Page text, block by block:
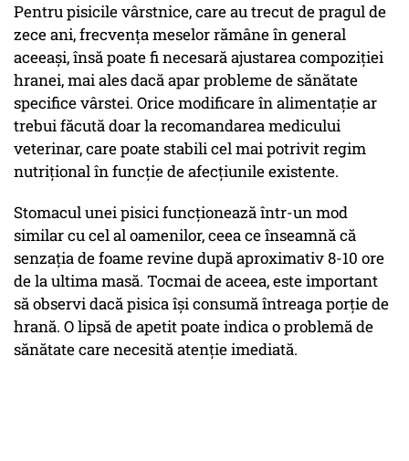
Pentru pisicile vârstnice, care au trecut de pragul de
zece ani, frecvența meselor rămâne în general
aceeași, însă poate fi necesară ajustarea compoziției
hranei, mai ales dacă apar probleme de sănătate
specifice vârstei. Orice modificare în alimentație ar
trebui făcută doar la recomandarea medicului
veterinar, care poate stabili cel mai potrivit regim
nutrițional în funcție de afecțiunile existente.
Stomacul unei pisici funcționează într-un mod
similar cu cel al oamenilor, ceea ce înseamnă că
senzația de foame revine după aproximativ 8-10 ore
de la ultima masă. Tocmai de aceea, este important
să observi dacă pisica își consumă întreaga porție de
hrană. O lipsă de apetit poate indica o problemă de
sănătate care necesită atenție imediată.